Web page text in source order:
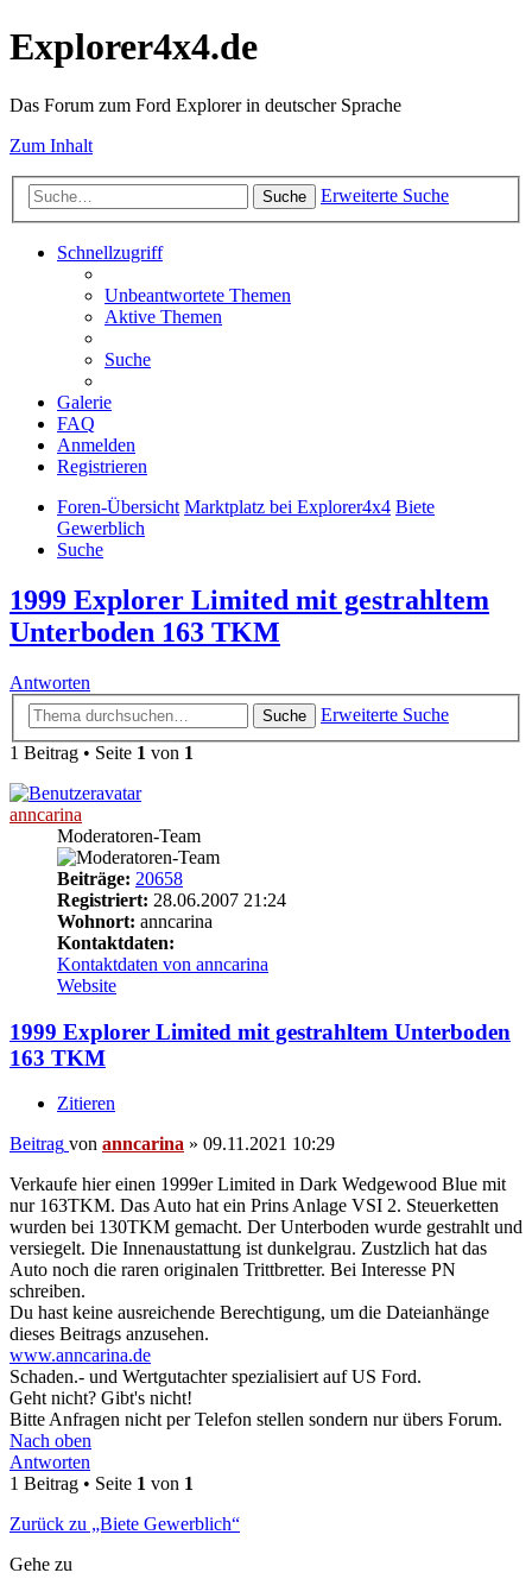
Explorer4x4.de
Das Forum zum Ford Explorer in deutscher Sprache
Zum Inhalt
Suche Erweiterte Suche
Schnellzugriff
Unbeantwortete Themen
Aktive Themen
Suche
Galerie
FAQ
Anmelden
Registrieren
Foren-Übersicht Marktplatz bei Explorer4x4 Biete
Gewerblich
Suche
1999 Explorer Limited mit gestrahltem
Unterboden 163 TKM
Antworten
Suche
Erweiterte Suche
1 Beitrag • Seite 1 von 1
anncarina
Moderatoren-Team
Beiträge: 20658
Registriert: 28.06.2007 21:24
Wohnort: anncarina
Kontaktdaten:
Kontaktdaten von anncarina
Website
1999 Explorer Limited mit gestrahltem Unterboden
163 TKM
Zitieren
Beitrag von anncarina » 09.11.2021 10:29
Verkaufe hier einen 1999er Limited in Dark Wedgewood Blue mit
nur 163TKM. Das Auto hat ein Prins Anlage VSI 2. Steuerketten
wurden bei 130TKM gemacht. Der Unterboden wurde gestrahlt und
versiegelt. Die Innenaustattung ist dunkelgrau. Zustzlich hat das
Auto noch die raren originalen Trittbretter. Bei Interesse PN
schreiben.
Du hast keine ausreichende Berechtigung, um die Dateianhänge
dieses Beitrags anzusehen.
www.anncarina.de
Schaden.- und Wertgutachter spezialisiert auf US Ford.
Geht nicht? Gibt's nicht!
Bitte Anfragen nicht per Telefon stellen sondern nur übers Forum.
Nach oben
Antworten
1 Beitrag • Seite 1 von 1
Zurück zu „Biete Gewerblich“
Gehe zu